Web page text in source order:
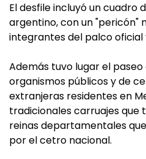
El desfile incluyó un cuadro
argentino, con un "pericón"
integrantes del palco oficial
Además tuvo lugar el
organismos públicos y de
extranjeras residentes en
tradicionales carruajes que
reinas departamentales
por el cetro nacional.